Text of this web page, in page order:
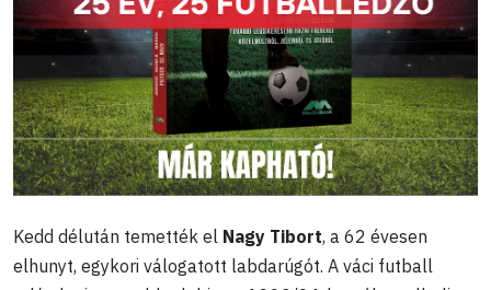
Kedd délután temették el Nagy Tibort, a 62 évesen
elhunyt, egykori válogatott labdarúgót. A váci futball